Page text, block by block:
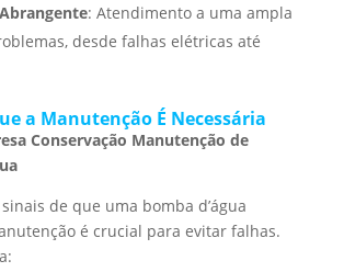
: Atendimento a uma ampla
desde falhas elétricas até
a Manutenção É Necessária
Conservação Manutenção de
de que uma bomba d’água
é crucial para evitar falhas.